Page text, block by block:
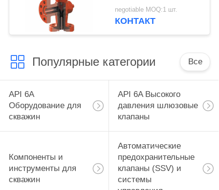
выход в фланце WP с
1 максимальным
negotiable MOQ:1 шт.
КОНТАКТ
Популярные категории Все
API 6A
Оборудование для
скважин
API 6A Высокого
давления шлюзовые
клапаны
Компоненты и
инструменты для
скважин
Автоматические
предохранительные
клапаны (SSV) и
системы